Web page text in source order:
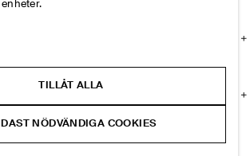
information
TILLÅT ALLA
NÖDVÄNDIGA COOKIES